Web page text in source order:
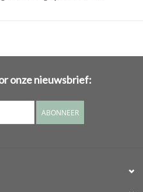
onze nieuwsbrief:
ABONNEER